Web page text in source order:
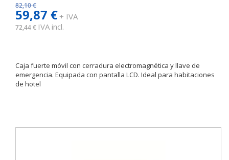
82,10 €
59,87 €+ IVA
72,44 € IVA incl.
Caja fuerte móvil con cerradura electromagnética y llave de
emergencia. Equipada con pantalla LCD. Ideal para habitaciones
de hotel